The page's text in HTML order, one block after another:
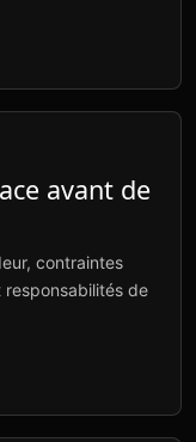
avant de
contraintes
responsabilités de